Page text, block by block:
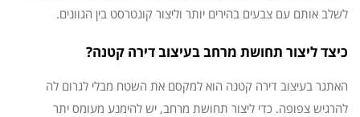
לשלב אותם עם צבעים בהירים יותר וליצור קונטרסט בין הגוונים.
כיצד ליצור תחושת מרחב בעיצוב דירה קטנה?
האתגר בעיצוב דירה קטנה הוא למקסם את השטח מבלי לגרום לה
להרגיש צפופה. כדי ליצור תחושת מרחב, יש להימנע מעומס יתר